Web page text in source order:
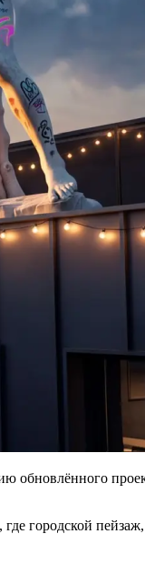
обновлённого
городской пейзаж,